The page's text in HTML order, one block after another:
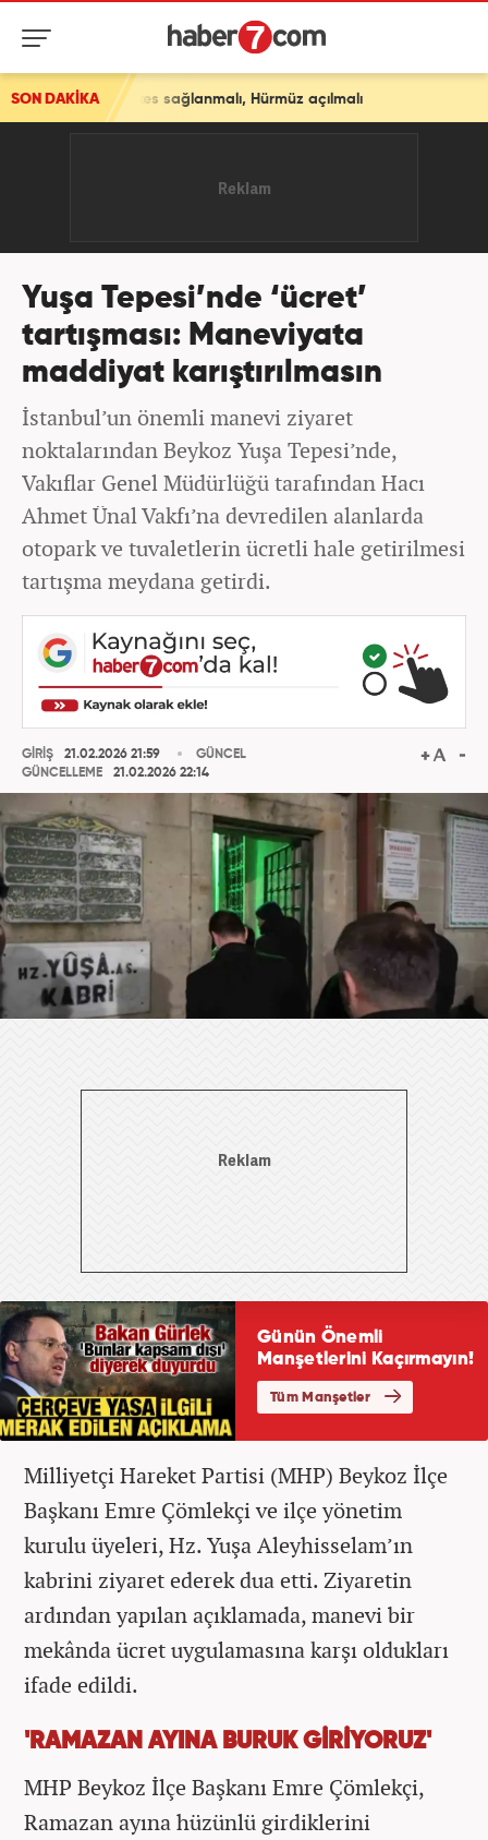
SON DAKİKA
sağlanmalı, Hürmüz açılmalı
Yuşa Tepesi’nde ‘ücret’
tartışması: Maneviyata
maddiyat karıştırılmasın
İstanbul’un önemli manevi ziyaret
noktalarından Beykoz Yuşa Tepesi’nde,
Vakıflar Genel Müdürlüğü tarafından Hacı
Ahmet Ünal Vakfı’na devredilen alanlarda
otopark ve tuvaletlerin ücretli hale getirilmesi
tartışma meydana getirdi.
GİRİŞ
21.02.2026 21:59
GÜNCELLEME
21.02.2026 22:14
GÜNCEL
Milliyetçi Hareket Partisi (MHP) Beykoz İlçe
Başkanı Emre Çömlekçi ve ilçe yönetim
kurulu üyeleri, Hz. Yuşa Aleyhisselam’ın
kabrini ziyaret ederek dua etti. Ziyaretin
ardından yapılan açıklamada, manevi bir
mekânda ücret uygulamasına karşı oldukları
ifade edildi.
'RAMAZAN AYINA BURUK GİRİYORUZ'
MHP Beykoz İlçe Başkanı Emre Çömlekçi,
Ramazan ayına hüzünlü girdiklerini